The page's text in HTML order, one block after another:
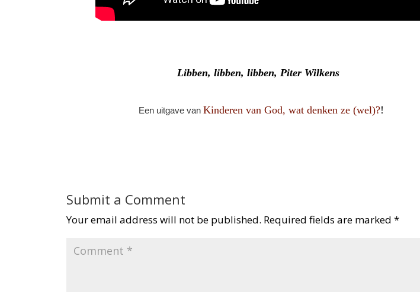
Libben, libben, libben, Piter Wilkens
Een uitgave van Kinderen van God, wat denken ze (wel)?!
Submit a Comment
Your email address will not be published. Required fields are marked *